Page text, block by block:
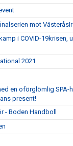
mot
i COVID-19krisen,
2021
en oförglömlig SPA-
present!
- Boden Handboll